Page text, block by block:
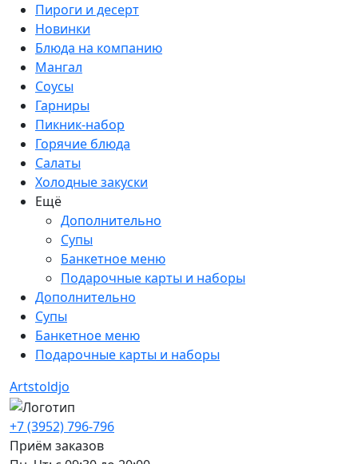
Пироги и десерт
Новинки
Блюда на компанию
Мангал
Соусы
Гарниры
Пикник-набор
Горячие блюда
Салаты
Холодные закуски
Ещё
Дополнительно
Супы
Банкетное меню
Подарочные карты и наборы
Дополнительно
Супы
Банкетное меню
Подарочные карты и наборы
Artstoldjo
+7 (3952) 796-796
Приём заказов